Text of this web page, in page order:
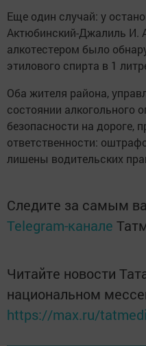
Еще один случай: у
Актюбинский-Джалиль И.
алкотестером было
этилового спирта в 1
Оба жителя района,
состоянии алкогольного
безопасности на дороге,
ответственности:
лишены водительских
Следите за самым
Telegram-канале
Читайте новости
национальном
https://max.ru/